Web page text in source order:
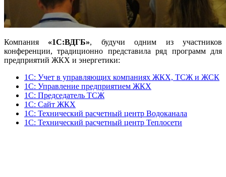
Компания «1С:ВДГБ», будучи одним из участников
конференции, традиционно представила ряд программ для
предприятий ЖКХ и энергетики:
1С: Учет в управляющих компаниях ЖКХ, ТСЖ и ЖСК
1С: Управление предприятием ЖКХ
1С: Председатель ТСЖ
1С: Сайт ЖКХ
1С: Технический расчетный центр Водоканала
1С: Технический расчетный центр Теплосети